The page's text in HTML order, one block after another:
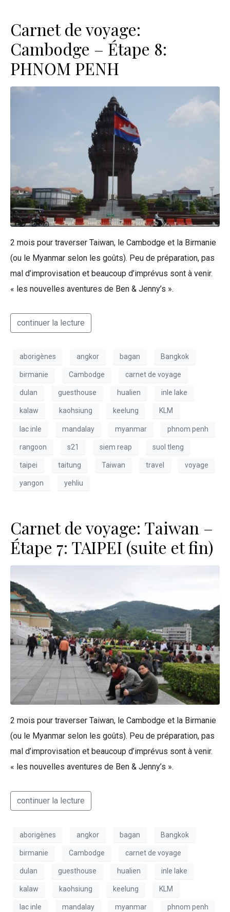
Carnet de voyage:
Cambodge – Étape 8:
PHNOM PENH
2 mois pour traverser Taiwan, le Cambodge et la Birmanie
(ou le Myanmar selon les goûts). Peu de préparation, pas
mal d’improvisation et beaucoup d’imprévus sont à venir.
« les nouvelles aventures de Ben & Jenny’s ».
continuer la lecture
aborigènes angkor bagan Bangkok
birmanie Cambodge carnet de voyage
dulan guesthouse hualien inle lake
kalaw kaohsiung keelung KLM
lac inle mandalay myanmar phnom penh
rangoon s21 siem reap suol tleng
taipei taitung Taiwan travel voyage
yangon yehliu
Carnet de voyage: Taiwan –
Étape 7: TAIPEI (suite et fin)
2 mois pour traverser Taiwan, le Cambodge et la Birmanie
(ou le Myanmar selon les goûts). Peu de préparation, pas
mal d’improvisation et beaucoup d’imprévus sont à venir.
« les nouvelles aventures de Ben & Jenny’s ».
continuer la lecture
aborigènes angkor bagan Bangkok
birmanie Cambodge carnet de voyage
dulan guesthouse hualien inle lake
kalaw kaohsiung keelung KLM
lac inle mandalay myanmar phnom penh